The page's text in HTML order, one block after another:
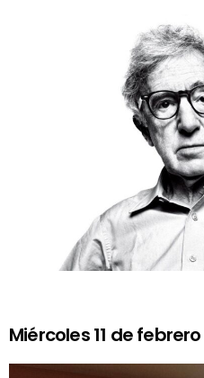
Miércoles 11 de febrero